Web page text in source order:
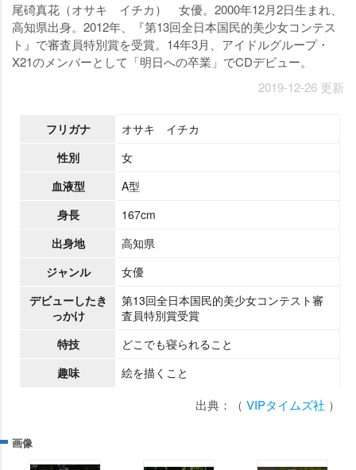
尾碕真花（オサキ イチカ） 女優。2000年12月2日生まれ、
高知県出身。2012年、『第13回全日本国民的美少女コンテス
ト』で審査員特別賞を受賞。14年3月、アイドルグループ・
X21のメンバーとして「明日への卒業」でCDデビュー。
2019-12-26 更新
フリガナ
オサキ イチカ
性別
女
血液型
A型
身長
167cm
出身地
高知県
ジャンル
女優
デビューしたき
っかけ
第13回全日本国民的美少女コンテスト審
査員特別賞受賞
特技
どこでも寝られること
趣味
絵を描くこと
出典：（ VIPタイムズ社 ）
画像